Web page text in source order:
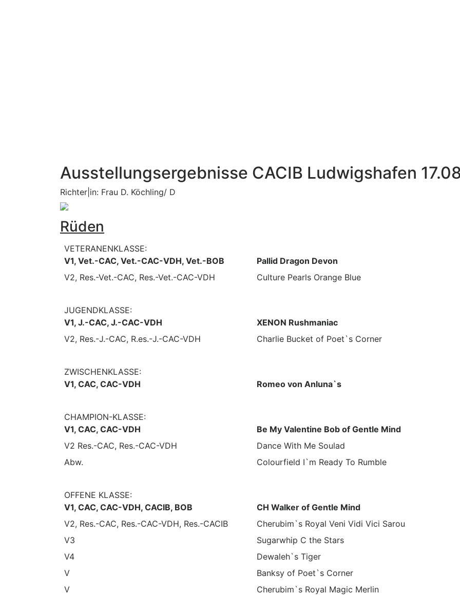
Ausstellungsergebnisse CACIB Ludwigshafen
Richter|in: Frau D. Köchling/ D
Rüden
VETERANENKLASSE:
V1, Vet.-CAC, Vet.-CAC-VDH, Vet.-BOB
Pallid Dragon Devon
V2, Res.-Vet.-CAC, Res.-Vet.-CAC-VDH
Culture Pearls Orange Blue
JUGENDKLASSE:
V1, J.-CAC, J.-CAC-VDH
XENON Rushmaniac
V2, Res.-J.-CAC, R.es.-J.-CAC-VDH
Charlie Bucket of Poet`s Corner
ZWISCHENKLASSE:
V1, CAC, CAC-VDH
Romeo von Anluna`s
CHAMPION-KLASSE:
V1, CAC, CAC-VDH
Be My Valentine Bob of Gentle Mind
V2 Res.-CAC, Res.-CAC-VDH
Dance With Me Soulad
Abw.
Colourfield I`m Ready To Rumble
OFFENE KLASSE:
V1, CAC, CAC-VDH, CACIB, BOB
CH Walker of Gentle Mind
V2, Res.-CAC, Res.-CAC-VDH, Res.-CACIB
Cherubim`s Royal Veni Vidi Vici Sarou
V3
Sugarwhip C the Stars
V4
Dewaleh`s Tiger
V
Banksy of Poet`s Corner
V
Cherubim`s Royal Magic Merlin